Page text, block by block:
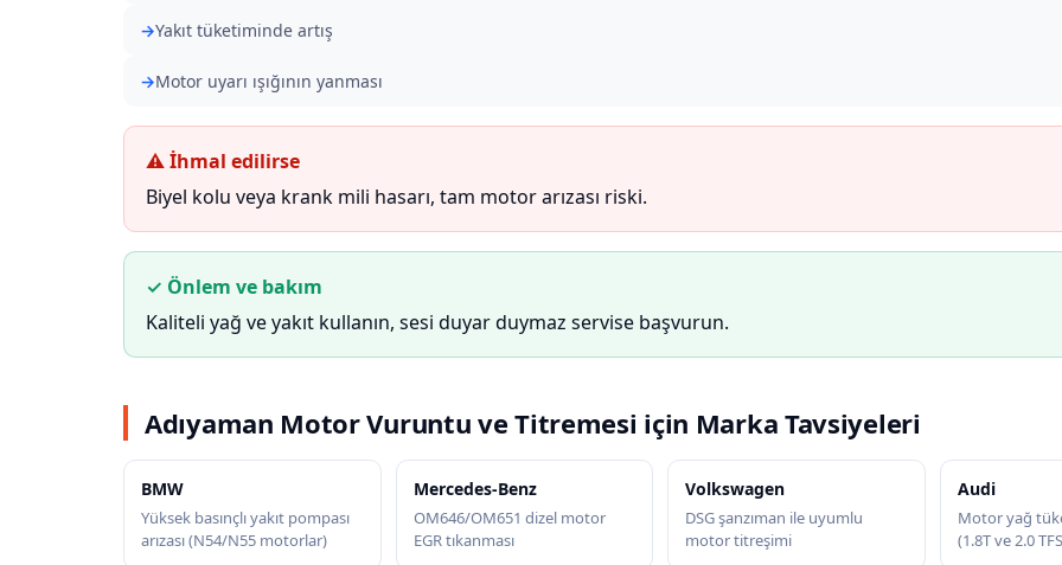
Yakıt tüketiminde artış
Motor uyarı ışığının yanması
⚠ İhmal edilirse
Biyel kolu veya krank mili hasarı, tam motor arızası riski.
✓ Önlem ve bakım
Kaliteli yağ ve yakıt kullanın, sesi duyar duymaz servise başvurun.
Adıyaman Motor Vuruntu ve Titremesi için Marka Tavsiyeleri
BMW
Yüksek basınçlı yakıt pompası
arızası (N54/N55 motorlar)
Mercedes-Benz
OM646/OM651 dizel motor
EGR tıkanması
Volkswagen
DSG şanzıman ile uyumlu
motor titreşimi
Audi
Motor yağ
(1.8T ve 2.0